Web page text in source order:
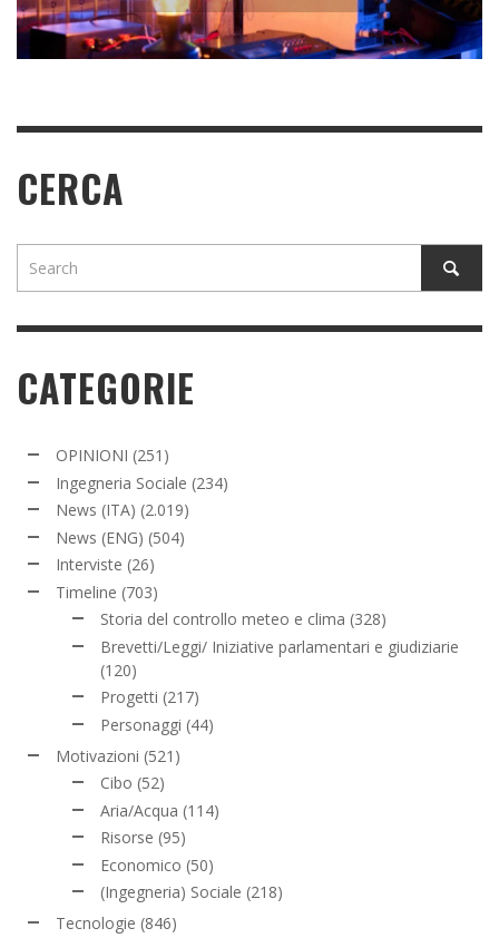
READ MORE
READ MORE
READ MORE
CERCA
CATEGORIE
OPINIONI (251)
Ingegneria Sociale (234)
News (ITA) (2.019)
News (ENG) (504)
Interviste (26)
Timeline (703)
Storia del controllo meteo e clima (328)
Brevetti/Leggi/ Iniziative parlamentari e giudiziarie
(120)
Progetti (217)
Personaggi (44)
Motivazioni (521)
Cibo (52)
Aria/Acqua (114)
Risorse (95)
Economico (50)
(Ingegneria) Sociale (218)
Tecnologie (846)